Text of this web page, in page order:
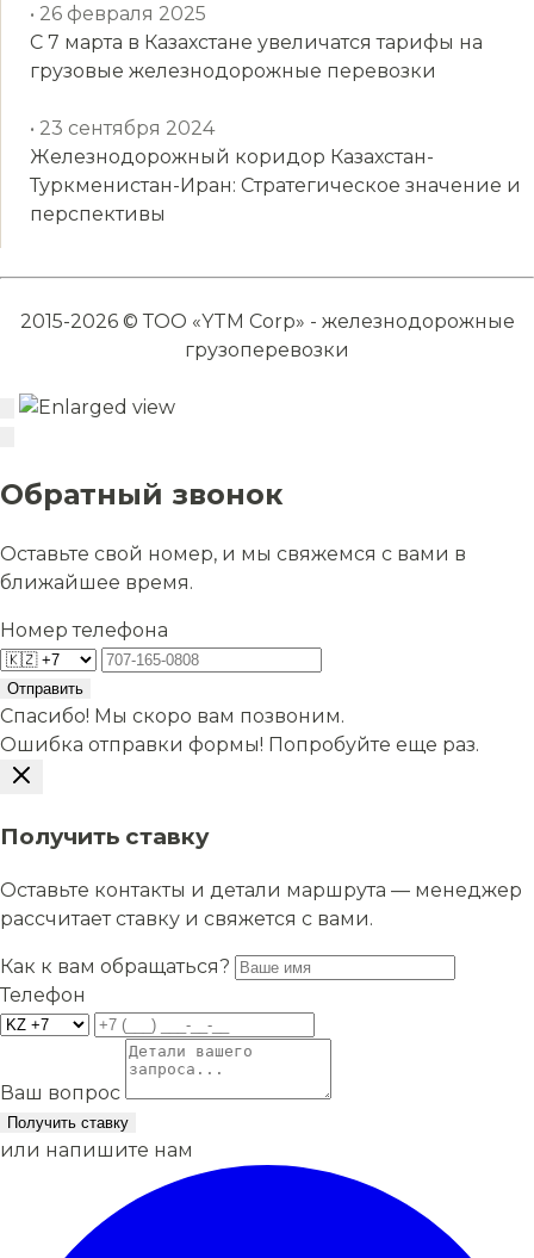
• 26 февраля 2025
С 7 марта в Казахстане увеличатся тарифы на
грузовые железнодорожные перевозки
• 23 сентября 2024
Железнодорожный коридор Казахстан-
Туркменистан-Иран: Стратегическое значение и
перспективы
2015-2026 © ТОО «YTM Corp» - железнодорожные
грузоперевозки
Обратный звонок
Оставьте свой номер, и мы свяжемся с вами в
ближайшее время.
Номер телефона
Отправить
Спасибо! Мы скоро вам позвоним.
Ошибка отправки формы! Попробуйте еще раз.
Получить ставку
Оставьте контакты и детали маршрута — менеджер
рассчитает ставку и свяжется с вами.
Как к вам обращаться?
Телефон
Ваш вопрос
Получить ставку
или напишите нам